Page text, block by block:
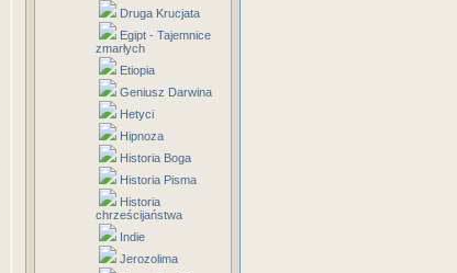
Druga Krucjata
Egipt - Tajemnice
zmarłych
Etiopia
Geniusz Darwina
Hetyci
Hipnoza
Historia Boga
Historia Pisma
Historia
chrześcijaństwa
Indie
Jerozolima